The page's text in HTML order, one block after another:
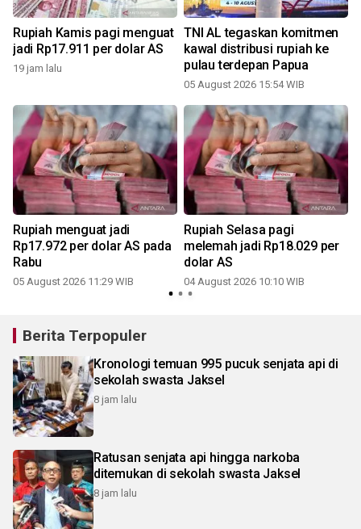
Rupiah Kamis pagi menguat
jadi Rp17.911 per dolar AS
19 jam lalu
TNI AL tegaskan komitmen
kawal distribusi rupiah ke
pulau terdepan Papua
05 August 2026 15:54 WIB
Rupiah menguat jadi
Rp17.972 per dolar AS pada
Rabu
05 August 2026 11:29 WIB
Rupiah Selasa pagi
melemah jadi Rp18.029 per
dolar AS
04 August 2026 10:10 WIB
Berita Terpopuler
Kronologi temuan 995 pucuk senjata api di
sekolah swasta Jaksel
8 jam lalu
Ratusan senjata api hingga narkoba
ditemukan di sekolah swasta Jaksel
8 jam lalu